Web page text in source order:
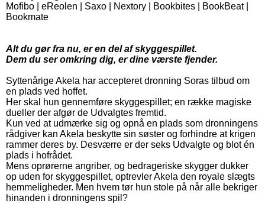
Mofibo | eReolen | Saxo | Nextory | Bookbites | BookBeat |
Bookmate
Alt du gør fra nu, er en del af skyggespillet.
Dem du ser omkring dig, er dine værste fjender.
Syttenårige Akela har accepteret dronning Soras tilbud om
en plads ved hoffet.
Her skal hun gennemføre skyggespillet; en række magiske
dueller der afgør de Udvalgtes fremtid.
Kun ved at udmærke sig og opnå en plads som dronningens
rådgiver kan Akela beskytte sin søster og forhindre at krigen
rammer deres by. Desværre er der seks Udvalgte og blot én
plads i hofrådet.
Mens oprørerne angriber, og bedrageriske skygger dukker
op uden for skyggespillet, optrevler Akela den royale slægts
hemmeligheder. Men hvem tør hun stole på når alle bekriger
hinanden i dronningens spil?